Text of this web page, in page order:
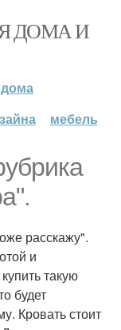
ДОМА И
мебель
расскажу".
и
такую
будет
Кровать стоит